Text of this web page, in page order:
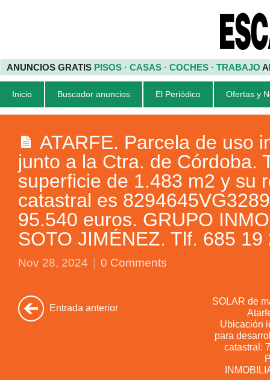
ANUNCIOS GRATIS PISOS · CASAS · COCHES · TRABAJO
Inicio Buscador anuncios El Periódico Ofertas y
ATARFE. Parcela de uso
junto a la Ctra. de Córdoba.
superficie de 1.483 m2 y su
catastral es
95.540 euros. GRUPO
SOTO JIMÉNEZ. Tlf. 685 19
Nov 28, 2024 0 Comments
Entrada anterior
SOLAR de
Ubicación
para
catastral: